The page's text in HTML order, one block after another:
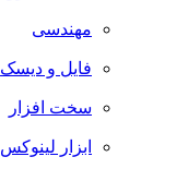
مهندسی
فایل و دیسک
سخت افزار
ابزار لینوکس